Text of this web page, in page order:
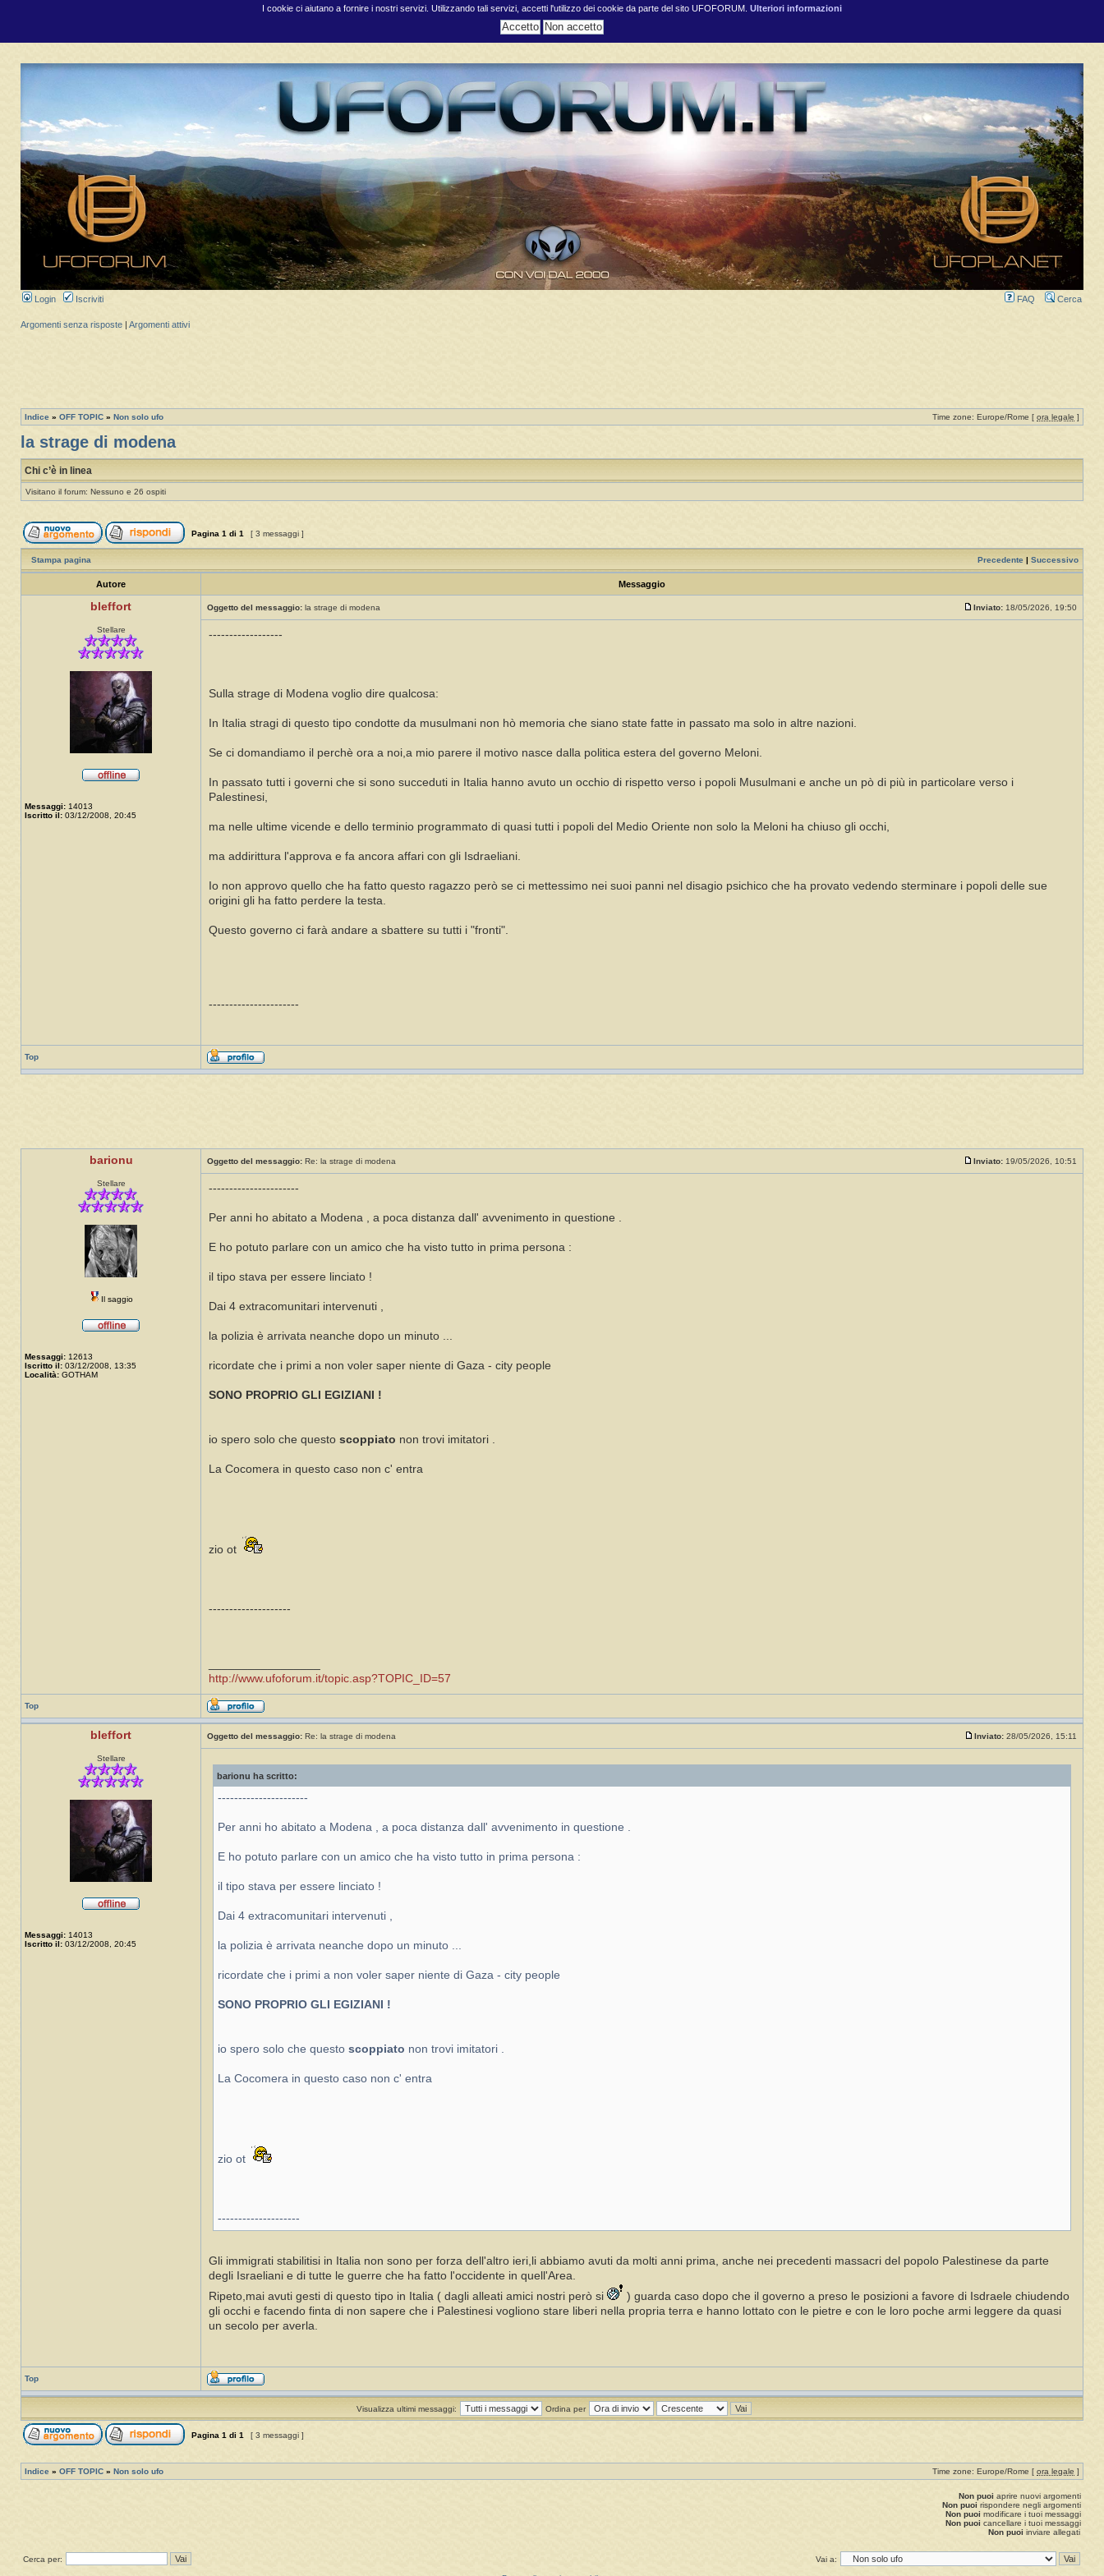
I cookie ci aiutano a fornire i nostri servizi. Utilizzando tali servizi, accetti l'utilizzo dei cookie da parte del sito UFOFORUM. Ulteriori informazioni
Login Iscriviti FAQ Cerca
Argomenti senza risposte Argomenti attivi
Indice » OFF TOPIC » Non solo ufo Time zone: Europe/Rome [ ora legale ]
la strage di modena
Chi c’è in linea
Visitano il forum: Nessuno e 26 ospiti
Pagina 1 di 1 [ 3 messaggi ]
Stampa pagina Precedente Successivo
Autore Messaggio
bleffort
Stellare
Messaggi: 14013
Iscritto il: 03/12/2008, 20:45
Oggetto del messaggio: la strage di modena Inviato: 18/05/2026, 19:50
------------------
Sulla strage di Modena voglio dire qualcosa:
In Italia stragi di questo tipo condotte da musulmani non hò memoria che siano state fatte in passato ma solo in altre nazioni.
Se ci domandiamo il perchè ora a noi,a mio parere il motivo nasce dalla politica estera del governo Meloni.
In passato tutti i governi che si sono succeduti in Italia hanno avuto un occhio di rispetto verso i popoli Musulmani e anche un pò di più in particolare verso i
Palestinesi,
ma nelle ultime vicende e dello terminio programmato di quasi tutti i popoli del Medio Oriente non solo la Meloni ha chiuso gli occhi,
ma addirittura l'approva e fa ancora affari con gli Isdraeliani.
Io non approvo quello che ha fatto questo ragazzo però se ci mettessimo nei suoi panni nel disagio psichico che ha provato vedendo sterminare i popoli delle sue
origini gli ha fatto perdere la testa.
Questo governo ci farà andare a sbattere su tutti i "fronti".
----------------------
Top
barionu
Stellare
Il saggio
Messaggi: 12613
Iscritto il: 03/12/2008, 13:35
Località: GOTHAM
Oggetto del messaggio: Re: la strage di modena Inviato: 19/05/2026, 10:51
----------------------
Per anni ho abitato a Modena , a poca distanza dall' avvenimento in questione .
E ho potuto parlare con un amico che ha visto tutto in prima persona :
il tipo stava per essere linciato !
Dai 4 extracomunitari intervenuti ,
la polizia è arrivata neanche dopo un minuto ...
ricordate che i primi a non voler saper niente di Gaza - city people
SONO PROPRIO GLI EGIZIANI !
io spero solo che questo scoppiato non trovi imitatori .
La Cocomera in questo caso non c' entra
zio ot
--------------------
http://www.ufoforum.it/topic.asp?TOPIC_ID=57
Top
bleffort
Stellare
Messaggi: 14013
Iscritto il: 03/12/2008, 20:45
Oggetto del messaggio: Re: la strage di modena Inviato: 28/05/2026, 15:11
barionu ha scritto:
----------------------
Per anni ho abitato a Modena , a poca distanza dall' avvenimento in questione .
E ho potuto parlare con un amico che ha visto tutto in prima persona :
il tipo stava per essere linciato !
Dai 4 extracomunitari intervenuti ,
la polizia è arrivata neanche dopo un minuto ...
ricordate che i primi a non voler saper niente di Gaza - city people
SONO PROPRIO GLI EGIZIANI !
io spero solo che questo scoppiato non trovi imitatori .
La Cocomera in questo caso non c' entra
zio ot
--------------------
Gli immigrati stabilitisi in Italia non sono per forza dell'altro ieri,li abbiamo avuti da molti anni prima, anche nei precedenti massacri del popolo Palestinese da parte
degli Israeliani e di tutte le guerre che ha fatto l'occidente in quell'Area.
Ripeto,mai avuti gesti di questo tipo in Italia ( dagli alleati amici nostri però si
) guarda caso dopo che il governo a preso le posizioni a favore di Isdraele chiudendo
gli occhi e facendo finta di non sapere che i Palestinesi vogliono stare liberi nella propria terra e hanno lottato con le pietre e con le loro poche armi leggere da quasi
un secolo per averla.
Top
Visualizza ultimi messaggi: Ordina per
Pagina 1 di 1 [ 3 messaggi ]
Indice » OFF TOPIC » Non solo ufo Time zone: Europe/Rome [ ora legale ]
Non puoi aprire nuovi argomenti
Non puoi rispondere negli argomenti
Non puoi modificare i tuoi messaggi
Non puoi cancellare i tuoi messaggi
Non puoi inviare allegati
Cerca per: Vai a: